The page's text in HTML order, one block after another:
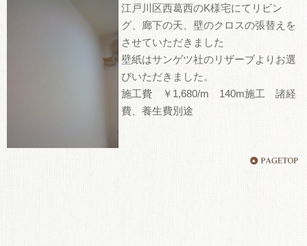
江戸川区西葛西のK様宅にてリビン
グ、廊下の天、壁のクロスの張替えを
させていただきました
壁紙はサンゲツ社のリザーブよりお選
びいただきました。
施工費 ￥1,680/m 140m施工 諸経
費、養生費別途